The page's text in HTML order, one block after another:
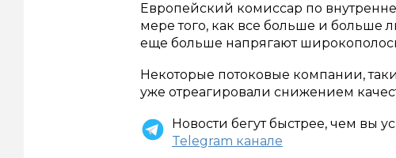
Европейский комиссар по
мере того, как все больше и больше
еще больше напрягают
Некоторые потоковые компании,
уже отреагировали снижением
Новости бегут быстрее, чем вы
Telegram канале